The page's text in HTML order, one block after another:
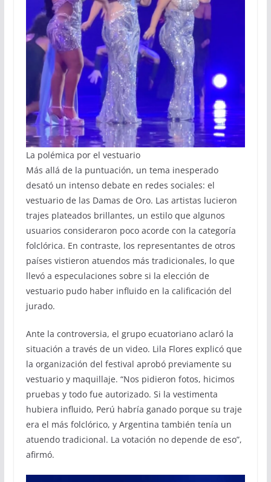
La polémica por el vestuario
Más allá de la puntuación, un tema inesperado
desató un intenso debate en redes sociales: el
vestuario de las Damas de Oro. Las artistas lucieron
trajes plateados brillantes, un estilo que algunos
usuarios consideraron poco acorde con la categoría
folclórica. En contraste, los representantes de otros
países vistieron atuendos más tradicionales, lo que
llevó a especulaciones sobre si la elección de
vestuario pudo haber influido en la calificación del
jurado.
Ante la controversia, el grupo ecuatoriano aclaró la
situación a través de un video. Lila Flores explicó que
la organización del festival aprobó previamente su
vestuario y maquillaje. “Nos pidieron fotos, hicimos
pruebas y todo fue autorizado. Si la vestimenta
hubiera influido, Perú habría ganado porque su traje
era el más folclórico, y Argentina también tenía un
atuendo tradicional. La votación no depende de eso”,
afirmó.